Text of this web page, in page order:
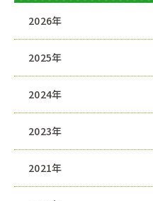
2026年
2025年
2024年
2023年
2021年